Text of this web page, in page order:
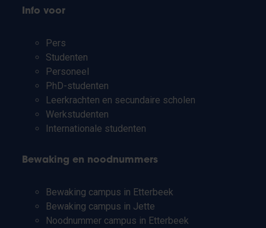
Info voor
Pers
Studenten
Personeel
PhD-studenten
Leerkrachten en secundaire scholen
Werkstudenten
Internationale studenten
Bewaking en noodnummers
Bewaking campus in Etterbeek
Bewaking campus in Jette
Noodnummer campus in Etterbeek